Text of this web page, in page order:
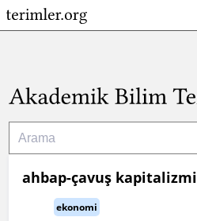
ahbap-çavuş kapitalizmi
ekonomi